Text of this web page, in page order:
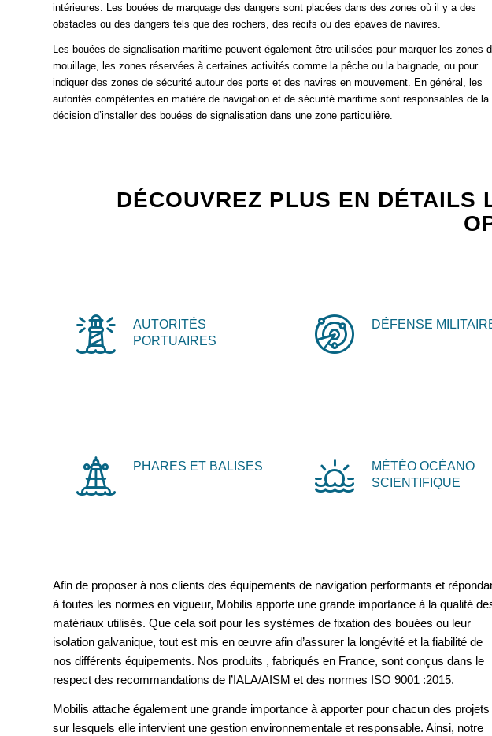
intérieures. Les bouées de marquage des dangers sont placées dans des zones où il y a des
obstacles ou des dangers tels que des rochers, des récifs ou des épaves de navires.
Les bouées de signalisation maritime peuvent également être utilisées pour marquer les zones
mouillage, les zones réservées à certaines activités comme la pêche ou la baignade, ou pour
indiquer des zones de sécurité autour des ports et des navires en mouvement. En général, les
autorités compétentes en matière de navigation et de sécurité maritime sont responsables de la
décision d’installer des bouées de signalisation dans une zone particulière.
DÉCOUVREZ PLUS EN DÉTAILS
AUTORITÉS
PORTUAIRES
DÉFENSE
PHARES ET BALISES
MÉTÉO OCÉANO
SCIENTIFIQUE
Afin de proposer à nos clients des équipements de navigation performants et
à toutes les normes en vigueur, Mobilis apporte une grande importance à la qualité
matériaux utilisés. Que cela soit pour les systèmes de fixation des bouées ou leur
isolation galvanique, tout est mis en œuvre afin d’assurer la longévité et la fiabilité de
nos différents équipements. Nos produits , fabriqués en France, sont conçus dans le
respect des recommandations de l’IALA/AISM et des normes ISO 9001 :2015.
Mobilis attache également une grande importance à apporter pour chacun des projets
sur lesquels elle intervient une gestion environnementale et responsable. Ainsi, notre
Précédent